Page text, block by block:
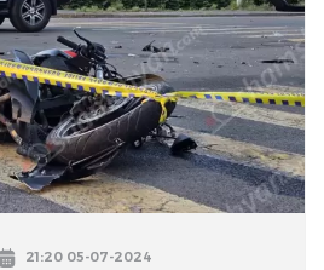
21:20 05-07-2024